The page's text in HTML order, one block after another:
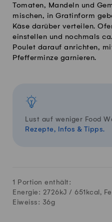
Tomaten, Mandeln und
mischen, in Gratinform
Käse darüber verteilen.
einstellen und nochmals
Poulet darauf anrichten,
Pfefferminze garnieren.
Lust auf weniger Food
Rezepte, Infos & Tipps.
1 Portion enthält:
Energie: 2726kJ / 651 kcal,
Eiweiss: 36g